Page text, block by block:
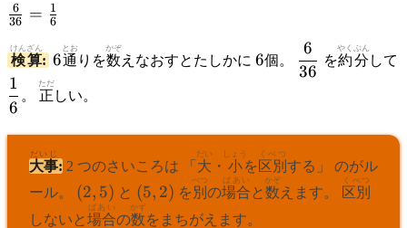
(6,1)
\frac{6}
{36} =
\frac{1}
{6}
36
6 = 6
1
検算
けんざん
: 6
6通
とお
りを数
かぞ
えなおすとたしかに 6
6個。
\dfrac{6}
{36}
36
6
を約分
やくぶん
して
\dfrac{1}
{6}
6
1
。 正
ただ
しい。
大事
だいじ
: 2 つのさいころは 「 大
だい
・ 小
しょう
を 区別
くべつ
する」 のがル
ール。 (2,5)
(2, 5) と (5,2)
(5, 2) を 別
べつ
の場合
ばあい
と数
かぞ
えます。 区別
くべつ
しないと場合
ばあい
の数
かず
をまちがえます。